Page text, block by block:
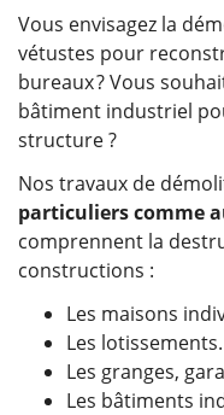
Vous envisagez la
vétustes pour
bureaux ? Vous
bâtiment industriel
structure ?
Nos travaux de
particuliers comme
comprennent la
constructions :
Les maisons
Les lotissements.
Les granges,
Les bâtiments